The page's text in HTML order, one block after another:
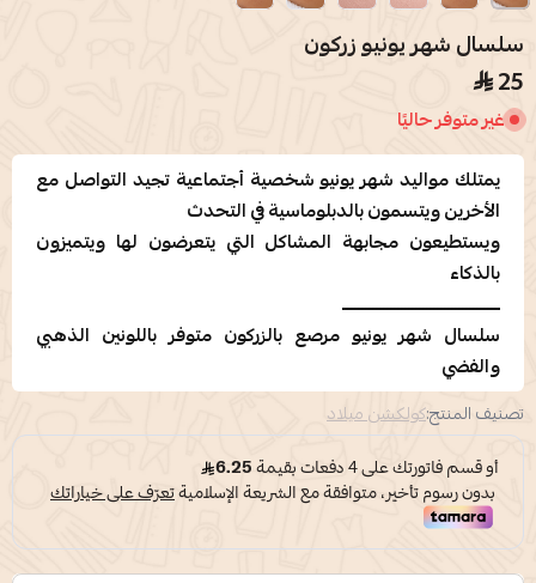
سلسال شهر يونيو زركون
25
غير متوفر حاليًا
يمتلك مواليد شهر يونيو شخصية أجتماعية تجيد التواصل مع
الأخرين ويتسمون بالدبلوماسية في التحدث
ويستطيعون مجابهة المشاكل التي يتعرضون لها ويتميزون
بالذكاء
ــــــــــــــــــــــــــــــــــــــــــــ
سلسال شهر يونيو مرصع بالزركون متوفر باللونين الذهبي
والفضي
تصنيف المنتج:كولكشن ميلاد